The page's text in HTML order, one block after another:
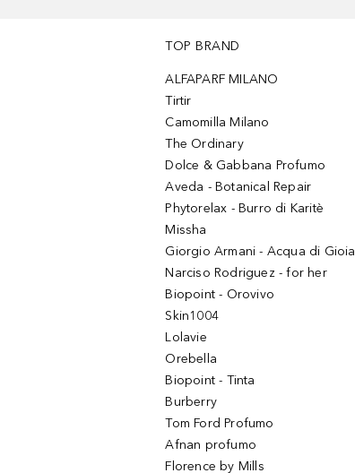
TOP BRAND
ALFAPARF MILANO
Tirtir
Camomilla Milano
The Ordinary
Dolce & Gabbana Profumo
Aveda - Botanical Repair
Phytorelax - Burro di Karitè
Missha
Giorgio Armani - Acqua di Gioia
Narciso Rodriguez - for her
Biopoint - Orovivo
Skin1004
Lolavie
Orebella
Biopoint - Tinta
Burberry
Tom Ford Profumo
Afnan profumo
Florence by Mills